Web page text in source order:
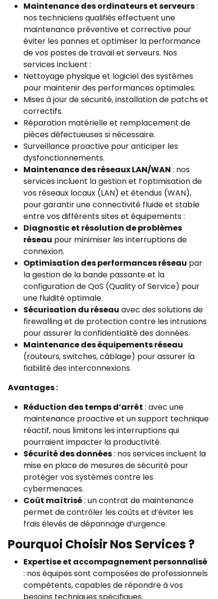
Maintenance des ordinateurs et serveurs:
nos techniciens qualifiés effectuent une
maintenance préventive et corrective pour
éviter les pannes et optimiser la performance
de vos postes de travail et serveurs. Nos
services incluent :
Nettoyage physique et logiciel des systèmes
pour maintenir des performances optimales.
Mises à jour de sécurité, installation de patchs et
correctifs.
Réparation matérielle et remplacement de
pièces défectueuses si nécessaire.
Surveillance proactive pour anticiper les
dysfonctionnements.
Maintenance des réseaux LAN/WAN : nos
services incluent la gestion et l’optimisation de
vos réseaux locaux (LAN) et étendus (WAN),
pour garantir une connectivité fluide et stable
entre vos différents sites et équipements :
Diagnostic et résolution de problèmes
réseau pour minimiser les interruptions de
connexion.
Optimisation des performances réseau par
la gestion de la bande passante et la
configuration de QoS (Quality of Service) pour
une fluidité optimale.
Sécurisation du réseau avec des solutions de
firewalling et de protection contre les intrusions
pour assurer la confidentialité des données.
Maintenance des équipements réseau
(routeurs, switches, câblage) pour assurer la
fiabilité des interconnexions.
Avantages :
Réduction des temps d’arrêt : avec une
maintenance proactive et un support technique
réactif, nous limitons les interruptions qui
pourraient impacter la productivité.
Sécurité des données: nos services incluent la
mise en place de mesures de sécurité pour
protéger vos systèmes contre les
cybermenaces.
Coût maîtrisé: un contrat de maintenance
permet de contrôler les coûts et d’éviter les
frais élevés de dépannage d’urgence.
Pourquoi Choisir Nos Services ?
Expertise et accompagnement personnalisé
: nos équipes sont composées de professionnels
compétents, capables de répondre à vos